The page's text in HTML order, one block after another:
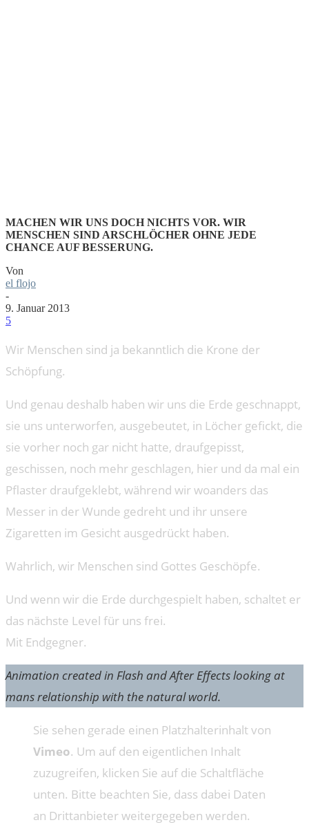
MACHEN WIR UNS DOCH NICHTS VOR. WIR
MENSCHEN SIND ARSCHLÖCHER OHNE JEDE
CHANCE AUF BESSERUNG.
Von
el flojo
-
9. Januar 2013
5
Wir Menschen sind ja bekanntlich die Krone der
Schöpfung.
Und genau deshalb haben wir uns die Erde geschnappt,
sie uns unterworfen, ausgebeutet, in Löcher gefickt, die
sie vorher noch gar nicht hatte, draufgepisst,
geschissen, noch mehr geschlagen, hier und da mal ein
Pflaster draufgeklebt, während wir woanders das
Messer in der Wunde gedreht und ihr unsere
Zigaretten im Gesicht ausgedrückt haben.
Wahrlich, wir Menschen sind Gottes Geschöpfe.
Und wenn wir die Erde durchgespielt haben, schaltet er
das nächste Level für uns frei.
Mit Endgegner.
Animation created in Flash and After Effects looking at
mans relationship with the natural world.
Sie sehen gerade einen Platzhalterinhalt von
Vimeo. Um auf den eigentlichen Inhalt
zuzugreifen, klicken Sie auf die Schaltfläche
unten. Bitte beachten Sie, dass dabei Daten
an Drittanbieter weitergegeben werden.